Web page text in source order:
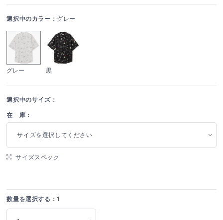
選択中のカラー： グレー
グレー 黒
選択中のサイズ：
在 庫：
サイズを選択してください
サイズスペック
数量を選択する： 1